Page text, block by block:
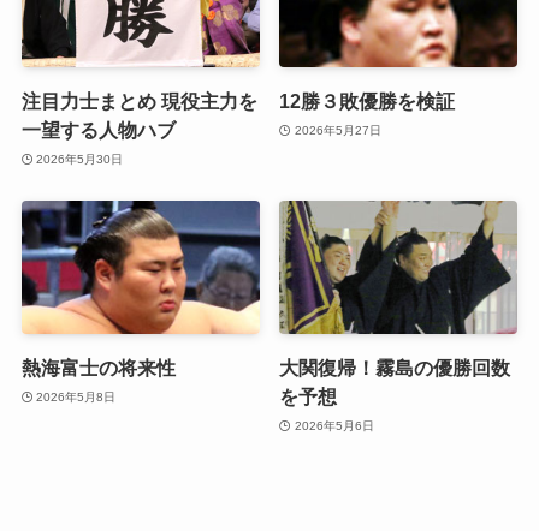
注目力士まとめ 現役主力を
一望する人物ハブ
2026年5月30日
12勝３敗優勝を検証
2026年5月27日
熱海富士の将来性
2026年5月8日
大関復帰！霧島の優勝回数
を予想
2026年5月6日